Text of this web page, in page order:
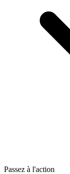
Passez à l'action